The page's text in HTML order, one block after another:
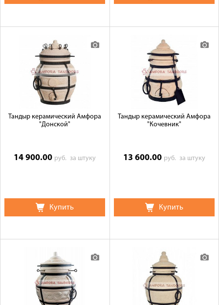
Тандыр керамический Амфора
"Донской"
14 900.00 руб.за штуку
Купить
Тандыр керамический Амфора
"Кочевник"
13 600.00 руб. за штуку
Купить